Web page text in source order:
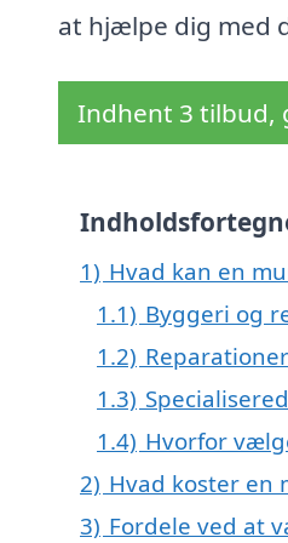
at hjælpe dig med
Indhent 3 tilbud,
1) Hvad kan en
1.1) Byggeri og
1.2)
1.3)
1.4) Hvorfor
2) Hvad koster en
3) Fordele ved at